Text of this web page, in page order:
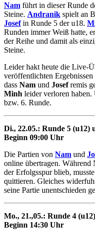
Nam führt in dieser Runde
Steine. Andranik spielt an
Josefin Runde 5 der u18.
Runden immer Weiß hatte,
der Reihe und damit als
Steine.
Leider hakt heute die Live-
veröffentlichten
dass Nam und Josefremis
Minh leider verloren
bzw. 6. Runde.
Di., 22.05.: Runde 5 (u12)
Beginn 09:00 Uhr
Die Partien von Nam und
online übertragen.
der Erfolgsspur blieb,
quittieren. Gleiches
seine Partie unentschieden
Mo., 21.,05.: Runde 4
Beginn 14:30 Uhr